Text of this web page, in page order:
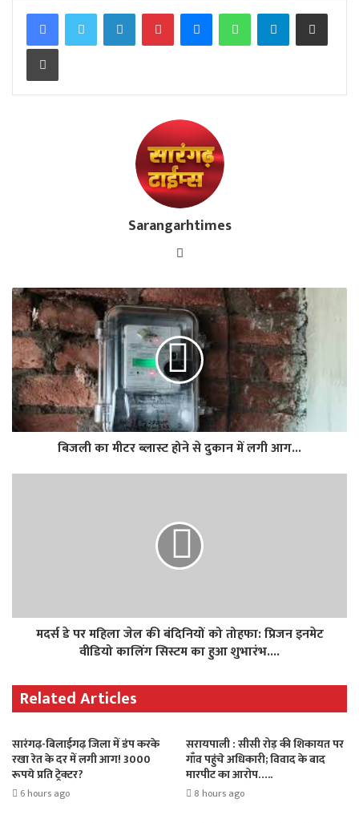
FacebookTwitterLinkedInPinterestMessengerWhatsAppTelegramShare via Email
Print
Sarangarhtimes
Website
बिजली का मीटर ब्लास्ट होने से दुकान में लगी आग...
मदर्स डे पर महिला जेल की बंदिनियों को तोहफा: प्रिजन इनमेट
वीडियो कालिंग सिस्टम का हुआ शुभारंभ....
Related Articles
सारंगढ़-बिलाईगढ़ जिला में डंप करके
रखा रेत के दर में लगी आग! 3000
रूपये प्रति ट्रेक्टर?
6 hours ago
सरायपाली : सीसी रोड़ की शिकायत पर
गाँव पहुंचे अधिकारी; विवाद के बाद
मारपीट का आरोप…..
8 hours ago